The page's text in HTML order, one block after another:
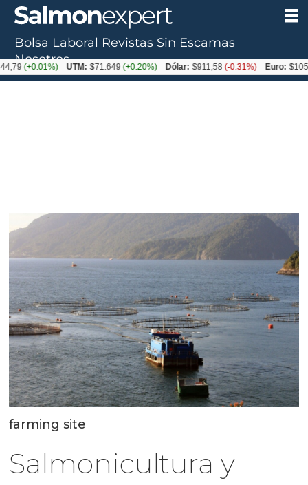
farming site
Salmonicultura y
Bolsa Laboral Revistas Sin Escamas
Nosotros
UTM: $71.649(+0.20%) Dólar: $911,58(-0.31%) Euro: $1053,36(-